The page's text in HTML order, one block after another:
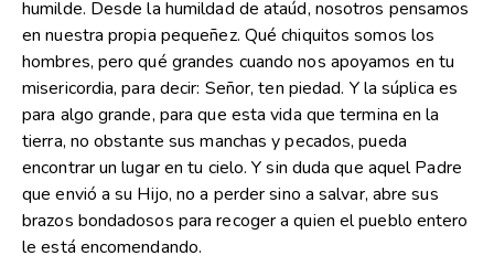
humilde. Desde la humildad de ataúd, nosotros pensamos
en nuestra propia pequeñez. Qué chiquitos somos los
hombres, pero qué grandes cuando nos apoyamos en tu
misericordia, para decir: Señor, ten piedad. Y la súplica es
para algo grande, para que esta vida que termina en la
tierra, no obstante sus manchas y pecados, pueda
encontrar un lugar en tu cielo. Y sin duda que aquel Padre
que envió a su Hijo, no a perder sino a salvar, abre sus
brazos bondadosos para recoger a quien el pueblo entero
le está encomendando.